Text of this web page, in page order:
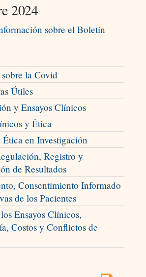
2024
sobre el Boletín
la Covid
Útiles
y Ensayos Clínicos
y Ética
Ética en Investigación
Registro y
de Resultados
Consentimiento Informado
de los Pacientes
Ensayos Clínicos,
Costos y Conflictos de